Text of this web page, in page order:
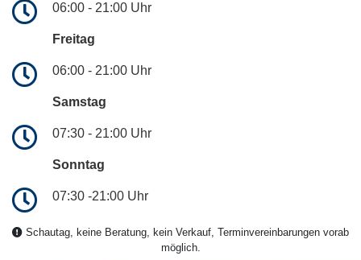
06:00 - 21:00 Uhr
Freitag
06:00 - 21:00 Uhr
Samstag
07:30 - 21:00 Uhr
Sonntag
07:30 -21:00 Uhr
Schautag, keine Beratung, kein Verkauf, Terminvereinbarungen vorab
möglich.